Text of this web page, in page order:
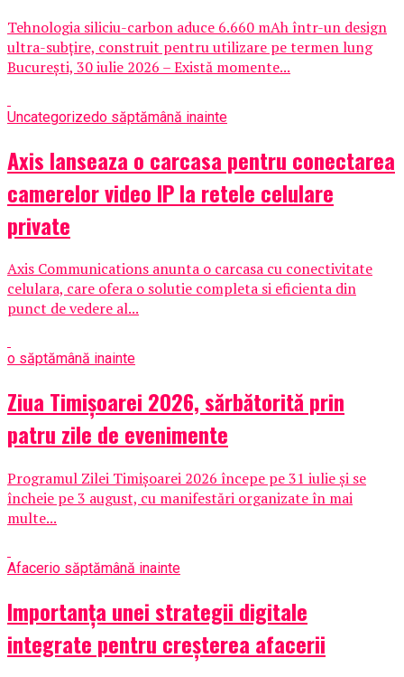
Tehnologia siliciu-carbon aduce 6.660 mAh într-un design
ultra-subțire, construit pentru utilizare pe termen lung
București, 30 iulie 2026 – Există momente...
Uncategorizedo săptămână inainte
Axis lanseaza o carcasa pentru conectarea
camerelor video IP la retele celulare
private
Axis Communications anunta o carcasa cu conectivitate
celulara, care ofera o solutie completa si eficienta din
punct de vedere al...
o săptămână inainte
Ziua Timișoarei 2026, sărbătorită prin
patru zile de evenimente
Programul Zilei Timișoarei 2026 începe pe 31 iulie și se
încheie pe 3 august, cu manifestări organizate în mai
multe...
Afacerio săptămână inainte
Importanța unei strategii digitale
integrate pentru creșterea afacerii